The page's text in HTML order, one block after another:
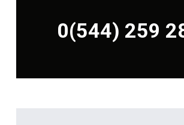
0(544) 259